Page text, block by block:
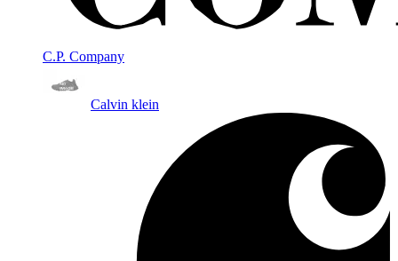
C.P. Company
Calvin klein